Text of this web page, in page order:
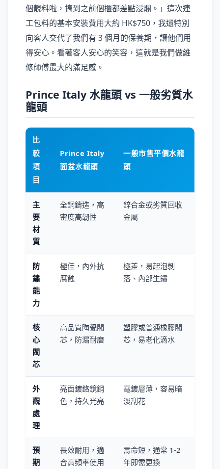
個靚料啦，搞到之前個櫃都差點浸爛。」這次連
工包料的基本安裝費用大約 HK$750，我還特別
向客人交代了我們有 3 個月的保養期，讓他們用
得安心。看著客人安心的笑容，這就是我們做維
修師傅最大的滿足感。
Prince Italy 水龍頭 vs 一般劣質水
龍頭
比
較
項
目
Prince Italy
面盆水龍頭
一般市售平價水龍
頭
主
要
材
質
全銅鑄造，高
密度高韌性
鋅合金或劣質回收
金屬
防
鏽
能
力
極佳，內外抗
腐蝕
極差，易起泡剝
落、內部生鏽
核
心
閥
芯
高品質陶瓷閥
芯，防漏耐磨
塑膠或普通橡膠閥
芯，易老化滴水
外
觀
處
理
亮面鍍鉻鏡鋼
色，持久光亮
電鍍層薄，容易暗
淡刮花
預
期
長效耐用，適
合高頻率使用
壽命短，通常 1-2
年即需更換